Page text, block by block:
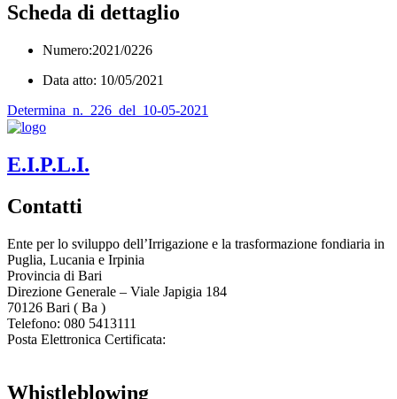
Scheda di dettaglio
Numero:2021/0226
Data atto: 10/05/2021
Determina_n._226_del_10-05-2021
E.I.P.L.I.
Contatti
Ente per lo sviluppo dell’Irrigazione e la trasformazione fondiaria in
Puglia, Lucania e Irpinia
Provincia di Bari
Direzione Generale – Viale Japigia 184
70126 Bari ( Ba )
Telefono: 080 5413111
Posta Elettronica Certificata:
Whistleblowing